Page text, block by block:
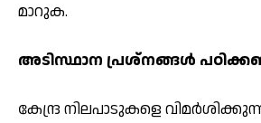
മാറുക.
അടിസ്ഥാന പ്രശ്നങ്ങള്‍
കേന്ദ്ര നിലപാടുകളെ